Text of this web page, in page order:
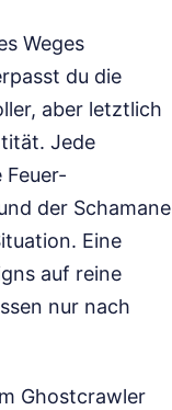
Weges
du die
aber letztlich
Jede
der Schamane
Eine
auf reine
nur nach
Ghostcrawler